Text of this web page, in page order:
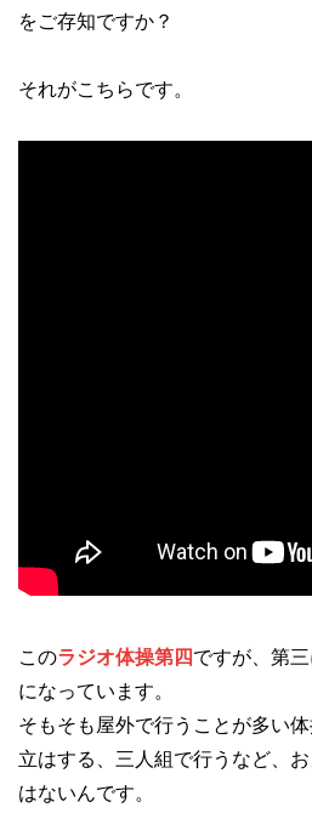
をご存知ですか？
それがこちらです。
このラジオ体操第四ですが、第
になっています。
そもそも屋外で行うことが多い
立はする、三人組で行うなど、
はないんです。